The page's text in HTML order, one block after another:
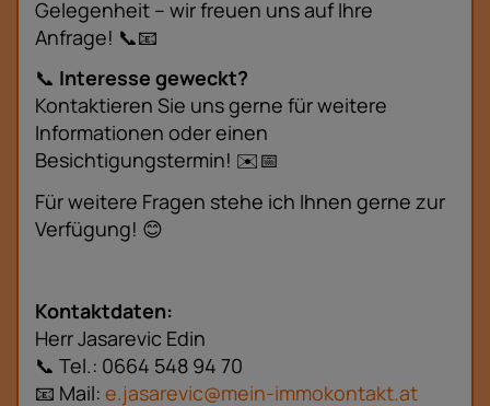
Gelegenheit – wir freuen uns auf Ihre
Anfrage! 📞📧
📞 Interesse geweckt?
Kontaktieren Sie uns gerne für weitere
Informationen oder einen
Besichtigungstermin! ✉️📅
Für weitere Fragen stehe ich Ihnen gerne zur
Verfügung! 😊
Kontaktdaten:
Herr Jasarevic Edin
📞 Tel.: 0664 548 94 70
📧 Mail: e.jasarevic@mein-immokontakt.at